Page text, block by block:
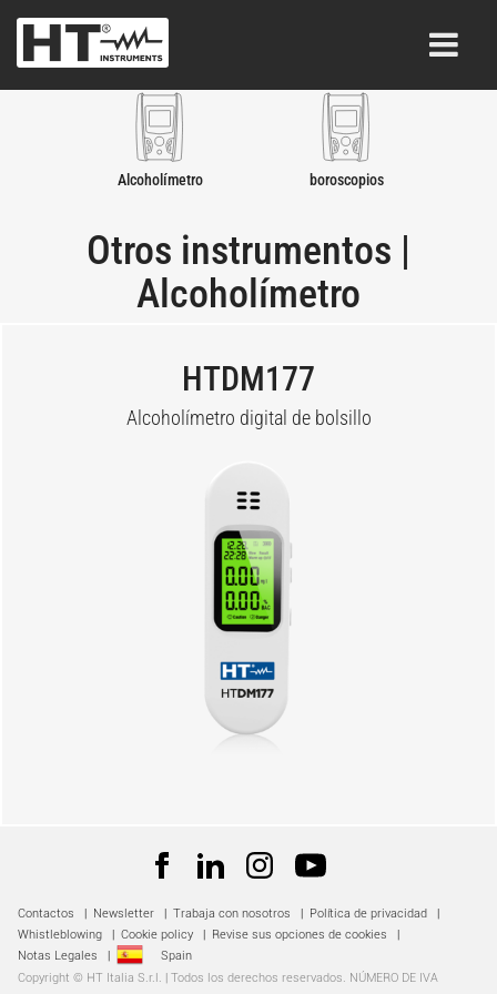
Alcoholímetro boroscopios
Otros instrumentos |
Alcoholímetro
HTDM177
Alcoholímetro digital de bolsillo
Contactos | Newsletter | Trabaja con nosotros | Política de privacidad
|
Whistleblowing
| Cookie policy | Revise sus opciones de cookies
|
Notas Legales
|
Spain
Copyright © HT Italia S.r.l. | Todos los derechos reservados. NÚMERO DE IVA